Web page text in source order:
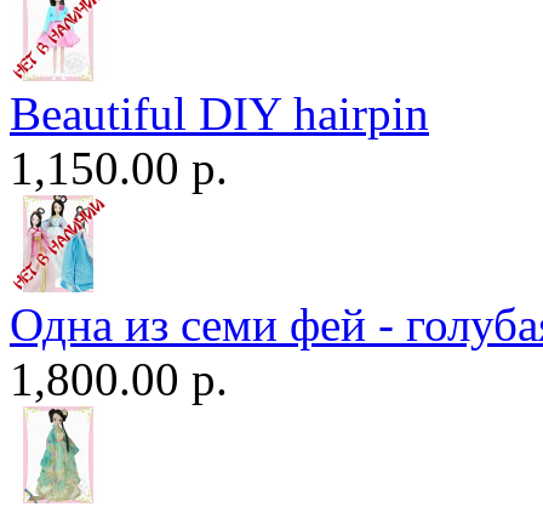
Beautiful DIY hairpin
1,150.00 р.
Одна из семи фей -
1,800.00 р.